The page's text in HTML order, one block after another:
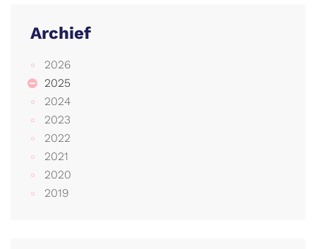
Archief
2026
2025
2024
2023
2022
2021
2020
2019